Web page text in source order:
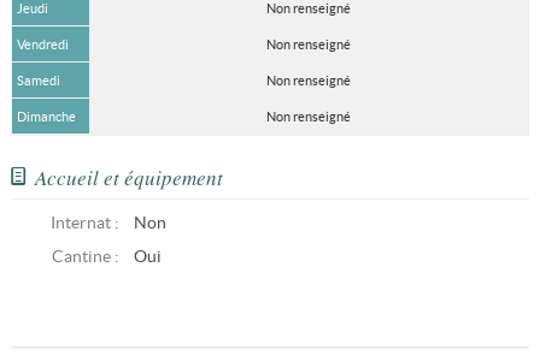
Jeudi Non renseigné
Vendredi Non renseigné
Samedi Non renseigné
Dimanche Non renseigné
Accueil et équipement
Internat :
Non
Cantine :
Oui